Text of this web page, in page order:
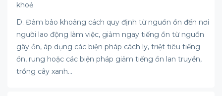
khoẻ
D. Đảm bảo khoảng cách quy định từ nguồn ồn đến nơi
người lao động làm việc, giảm ngay tiếng ồn từ nguồn
gây ồn, áp dụng các biện pháp cách ly, triệt tiêu tiếng
ồn, rung hoặc các biện pháp giảm tiếng ồn lan truyền,
trồng cây xanh...